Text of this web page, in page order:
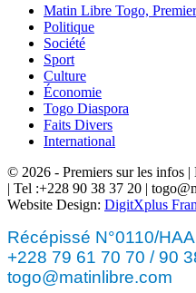
Matin Libre Togo,
Politique
Société
Sport
Culture
Économie
Togo Diaspora
Faits Divers
International
© 2026 - Premiers sur les infos
| Tel :+228 90 38 37 20 |
Website Design: DigitXplus
Récépissé N°0110/
+228 79 61 70 70 / 90
togo@matinlibre.com